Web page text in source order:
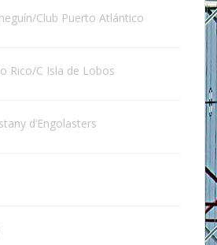
Club Puerto Atlántico
Rico/C Isla de Lobos
d’Engolasters